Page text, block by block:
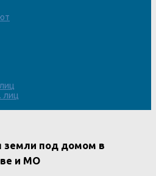
лиц
земли под домом в
и МО